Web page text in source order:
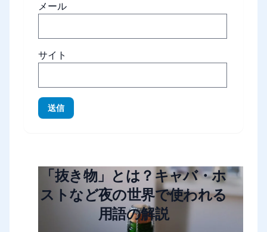
メール
サイト
送信
「抜き物」とは？キャバ・ホ
ストなど夜の世界で使われる
用語の解説